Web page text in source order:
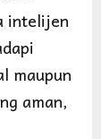
intelijen
maupun
aman,